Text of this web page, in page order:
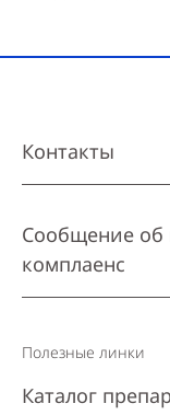
Контакты
Сообщение об
комплаенс
Полезные линки
Каталог